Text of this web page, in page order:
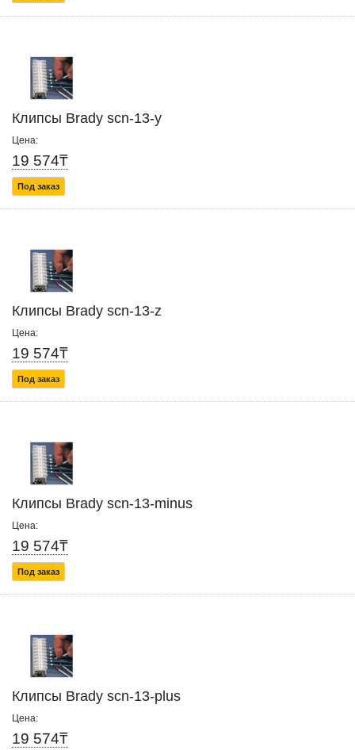
Клипсы Brady scn-13-y
Цена:
19 574₸
Под заказ
Клипсы Brady scn-13-z
Цена:
19 574₸
Под заказ
Клипсы Brady scn-13-minus
Цена:
19 574₸
Под заказ
Клипсы Brady scn-13-plus
Цена:
19 574₸